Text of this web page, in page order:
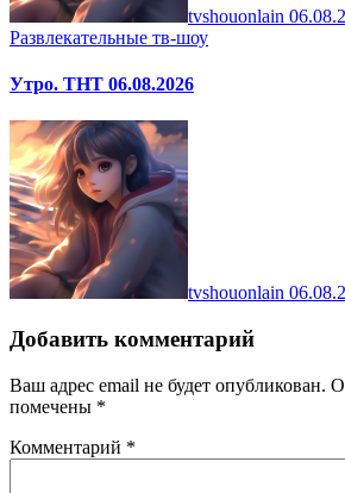
tvshouonlain
Развлекательные тв-шоу
Утро. ТНТ 06.08.2026
tvshouonlain
Добавить комментарий
Ваш адрес email не будет опубликован.
помечены *
Комментарий *